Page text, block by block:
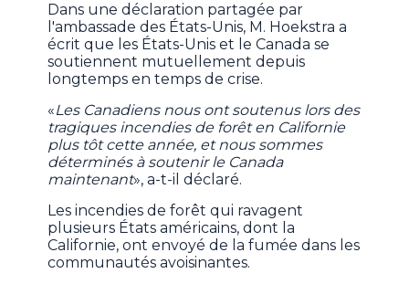
Dans une déclaration partagée par
l'ambassade des États-Unis, M. Hoekstra a
écrit que les États-Unis et le Canada se
soutiennent mutuellement depuis
longtemps en temps de crise.
«Les Canadiens nous ont soutenus lors des
tragiques incendies de forêt en Californie
plus tôt cette année, et nous sommes
déterminés à soutenir le Canada
maintenant», a-t-il déclaré.
Les incendies de forêt qui ravagent
plusieurs États américains, dont la
Californie, ont envoyé de la fumée dans les
communautés avoisinantes.